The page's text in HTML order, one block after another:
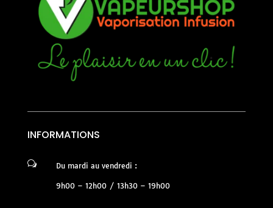
INFORMATIONS
w Du mardi au vendredi :
9h00 – 12h00 / 13h30 – 19h00